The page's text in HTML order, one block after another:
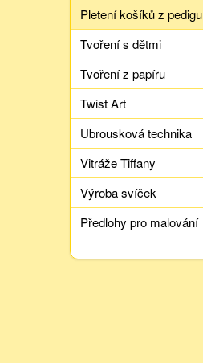
Pletení košíků z pedigu
Tvoření s dětmi
Tvoření z papíru
Twist Art
Ubrousková technika
Vitráže Tiffany
Výroba svíček
Předlohy pro malování